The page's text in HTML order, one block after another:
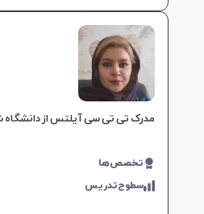
مدرک تی تی سی آیلتس از دانشگاه شهید بهشتی، ۱۸ سال تجربه در آموزش زبان، مهارت در تدریس کتاب‌های ترمیک و آیلتس،
تخصص‌ها
سطوح‌تدریس